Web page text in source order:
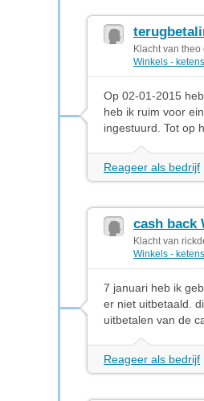
Klacht van
Winkels - ketens
Op 02-01-2015
heb ik ruim voor
ingestuurd. Tot op
Reageer als bedrijf
cash back
Klacht van
Winkels - ketens
7 januari heb ik
er niet uitbetaald.
uitbetalen van de
Reageer als bedrijf